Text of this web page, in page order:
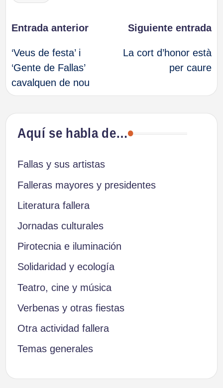
Navegación
de
entradas
Entrada anterior
‘Veus de festa’ i
‘Gente de Fallas’
cavalquen de nou
Siguiente entrada
La cort d’honor està
per caure
Aquí se habla de…
Fallas y sus artistas
Falleras mayores y presidentes
Literatura fallera
Jornadas culturales
Pirotecnia e iluminación
Solidaridad y ecología
Teatro, cine y música
Verbenas y otras fiestas
Otra actividad fallera
Temas generales